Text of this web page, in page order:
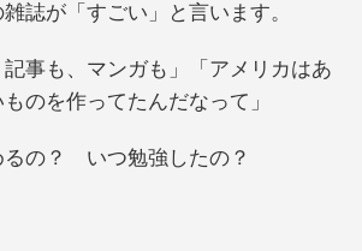
誌が「すごい」と言います。
記事も、マンガも」「アメリカはあ
のを作ってたんだなって」
の？ いつ勉強したの？